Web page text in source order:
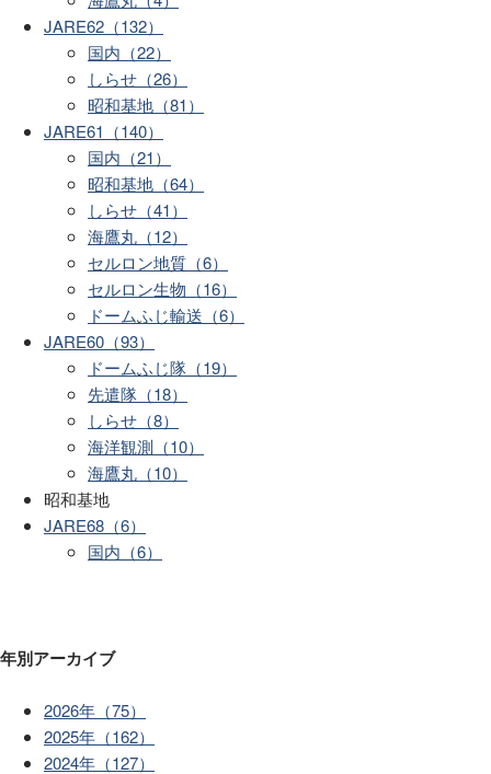
JARE62（132）
国内（22）
しらせ（26）
昭和基地（81）
JARE61（140）
国内（21）
昭和基地（64）
しらせ（41）
海鷹丸（12）
セルロン地質（6）
セルロン生物（16）
ドームふじ輸送（6）
JARE60（93）
ドームふじ隊（19）
先遣隊（18）
しらせ（8）
海洋観測（10）
海鷹丸（10）
昭和基地
JARE68（6）
国内（6）
年別アーカイブ
2026年（75）
2025年（162）
2024年（127）